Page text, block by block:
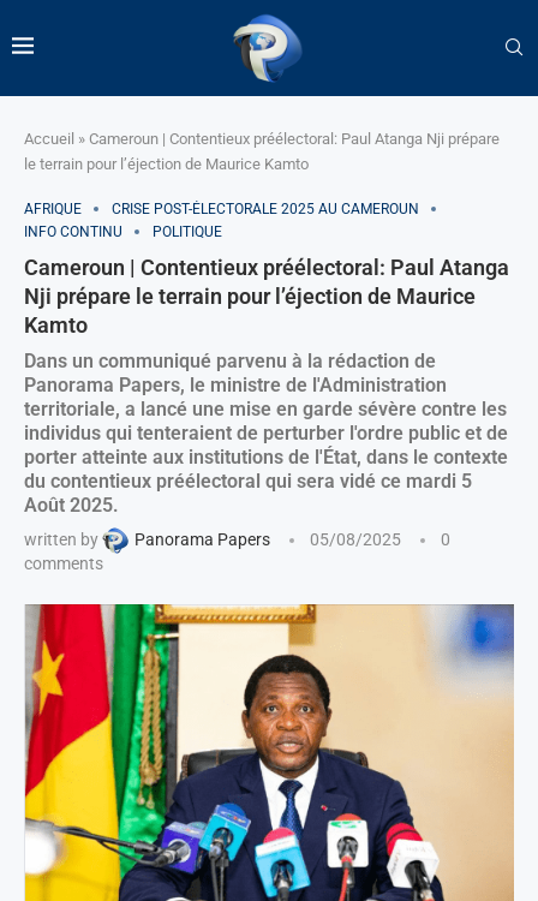
Accueil » Cameroun | Contentieux préélectoral: Paul Atanga Nji prépare
le terrain pour l’éjection de Maurice Kamto
AFRIQUE
CRISE POST-ÉLECTORALE 2025 AU CAMEROUN
INFO CONTINU
POLITIQUE
Cameroun | Contentieux préélectoral: Paul Atanga
Nji prépare le terrain pour l’éjection de Maurice
Kamto
Dans un communiqué parvenu à la rédaction de
Panorama Papers, le ministre de l'Administration
territoriale, a lancé une mise en garde sévère contre les
individus qui tenteraient de perturber l'ordre public et de
porter atteinte aux institutions de l'État, dans le contexte
du contentieux préélectoral qui sera vidé ce mardi 5
Août 2025.
written by Panorama Papers 05/08/2025
0
comments